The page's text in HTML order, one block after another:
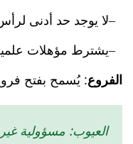
لا يوجد حد أدنى
يشترط مؤهلات
الفروع: يُسمح بفتح
العيوب: مسؤولية